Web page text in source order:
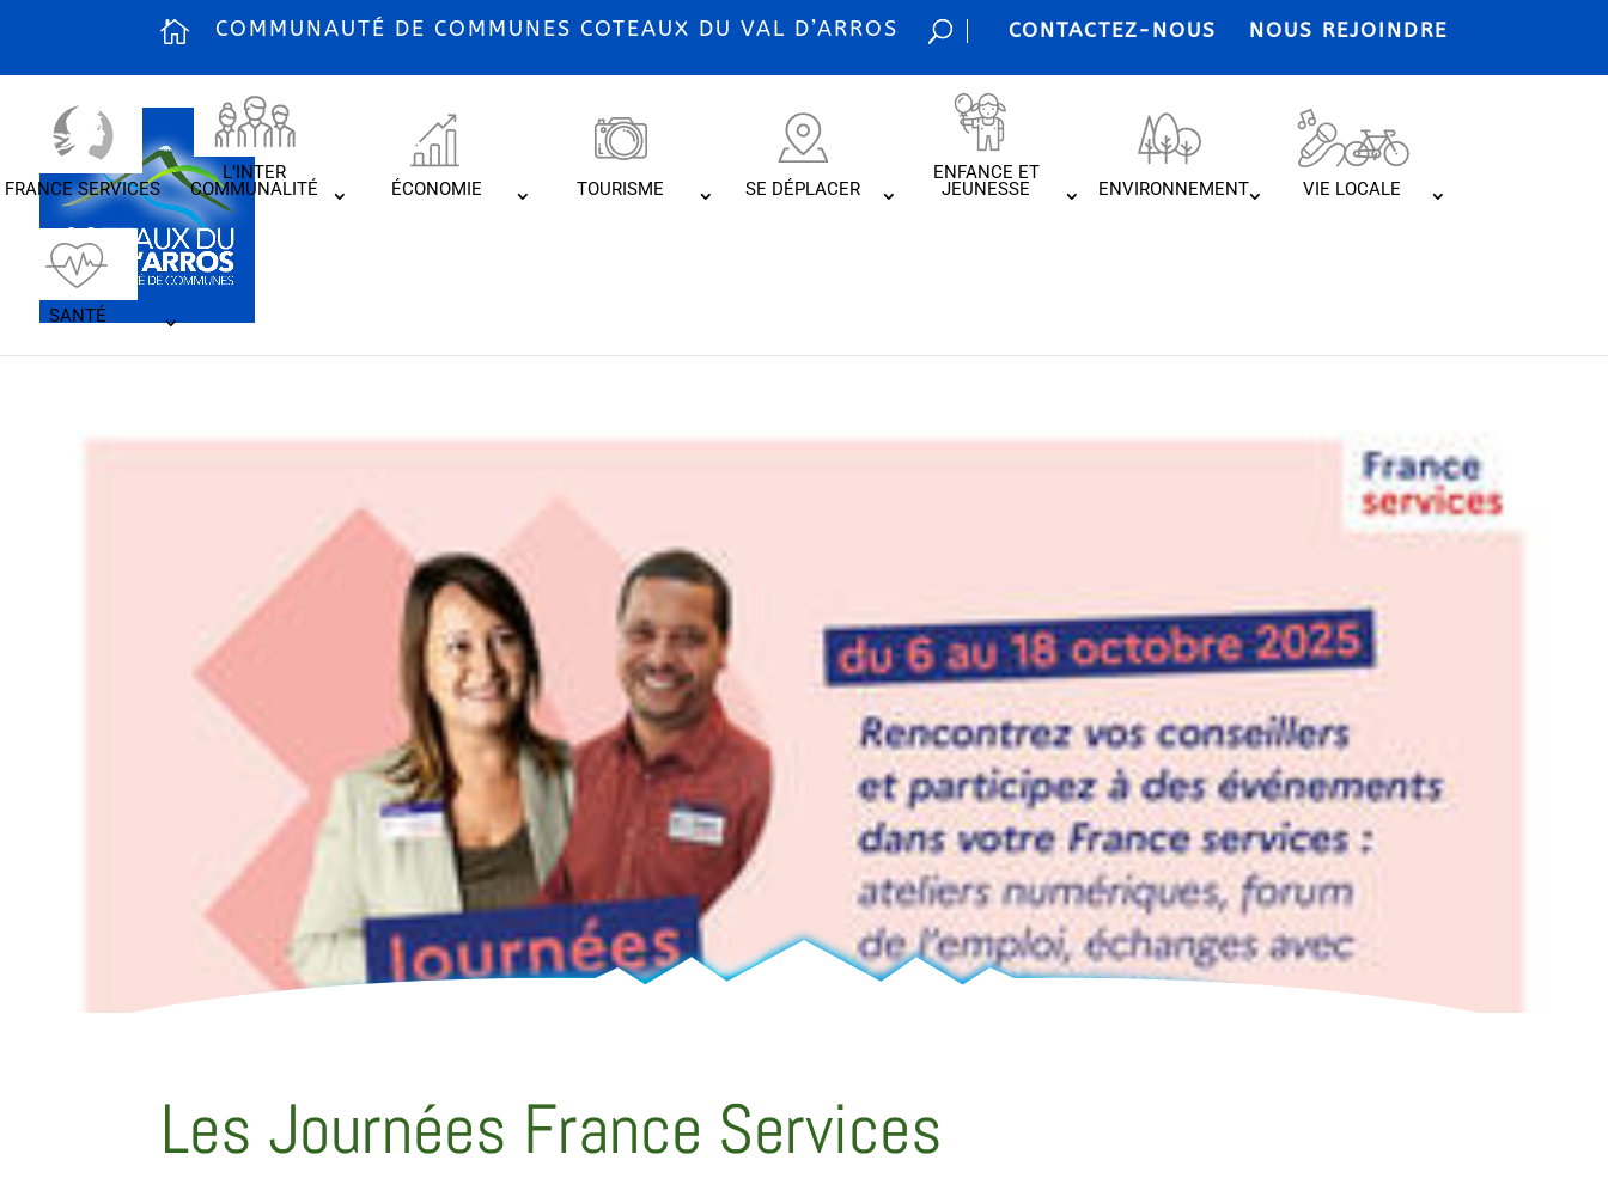
COMMUNAUTÉ DE COMMUNES COTEAUX DU VAL D’ARROS CONTACTEZ-NOUS NOUS REJOINDRE
FRANCE SERVICES
L’INTER
COMMUNALITÉ ÉCONOMIE TOURISME SE DÉPLACER
ENFANCE ET
JEUNESSE ENVIRONNEMENT VIE LOCALE
SANTÉ
Les Journées France Services
Les Journées France Services